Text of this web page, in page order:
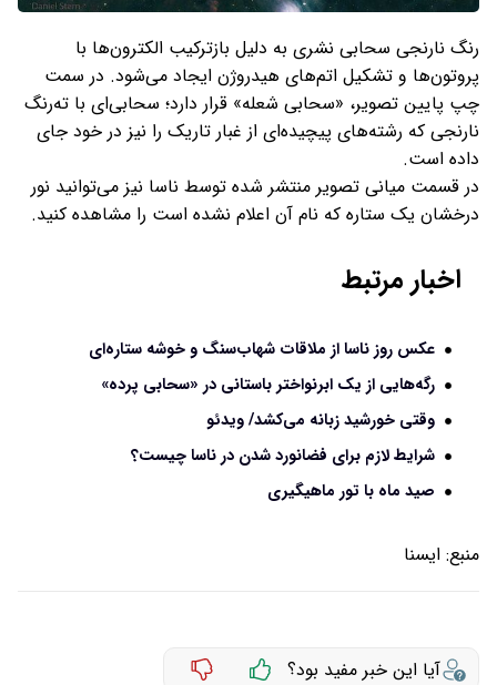
رنگ نارنجی سحابی نشری به دلیل بازترکیب الکترون‌ها با
پروتون‌ها و تشکیل اتم‌های هیدروژن ایجاد می‌شود. در سمت
چپ پایین تصویر، «سحابی شعله» قرار دارد؛ سحابی‌ای با ته‌رنگ
نارنجی که رشته‌های پیچیده‌ای از غبار تاریک را نیز در خود جای
داده است.
در قسمت میانی تصویر منتشر شده توسط ناسا نیز می‌توانید نور
درخشان یک ستاره که نام آن اعلام نشده است را مشاهده کنید.
اخبار مرتبط
عکس روز ناسا از ملاقات شهاب‌سنگ و خوشه ستاره‌ای
رگه‌هایی از یک ابرنواختر باستانی در «سحابی پرده»
وقتی خورشید زبانه می‌کشد/ ویدئو
شرایط لازم برای فضانورد شدن در ناسا چیست؟
صید ماه با تور ماهیگیری
منبع: ايسنا
آیا این خبر مفید بود؟